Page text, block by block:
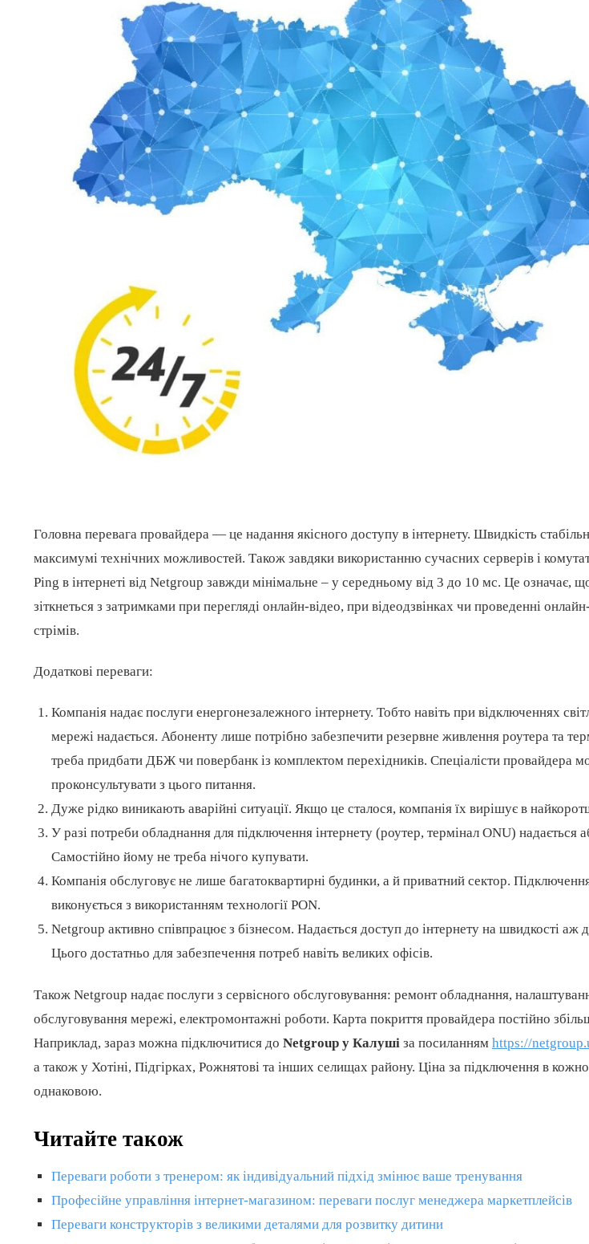
Головна перевага провайдера — це надання якісного доступу в інтернету. Швидкість
максимумі технічних можливостей. Також завдяки використанню сучасних серверів і
Ping в інтернеті від Netgroup завжди мінімальне – у середньому від 3 до 10 мс. Це означає,
зіткнеться з затримками при перегляді онлайн-відео, при відеодзвінках чи проведенні
стрімів.
Додаткові переваги:
Компанія надає послуги енергонезалежного інтернету. Тобто навіть при відключеннях
мережі надається. Абоненту лише потрібно забезпечити резервне живлення роутера та
треба придбати ДБЖ чи повербанк із комплектом перехідників. Спеціалісти провайдера
проконсультувати з цього питання.
Дуже рідко виникають аварійні ситуації. Якщо це сталося, компанія їх вирішує в
У разі потреби обладнання для підключення інтернету (роутер, термінал ONU) надається
Самостійно йому не треба нічого купувати.
Компанія обслуговує не лише багатоквартирні будинки, а й приватний сектор.
виконується з використанням технології PON.
Netgroup активно співпрацює з бізнесом. Надається доступ до інтернету на швидкості аж
Цього достатньо для забезпечення потреб навіть великих офісів.
Також Netgroup надає послуги з сервісного обслуговування: ремонт обладнання,
обслуговування мережі, електромонтажні роботи. Карта покриття провайдера постійно
Наприклад, зараз можна підключитися до Netgroup у Калуші за посиланням https://
а також у Хотіні, Підгірках, Рожнятові та інших селищах району. Ціна за підключення в
однаковою.
Читайте також
Переваги роботи з тренером: як індивідуальний підхід змінює ваше тренування
Професійне управління інтернет-магазином: переваги послуг менеджера маркетплейсів
Переваги конструкторів з великими деталями для розвитку дитини